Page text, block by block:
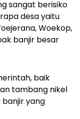
sangat berisiko
desa yaitu
Woekop,
banjir besar
baik
tambang nikel
yang